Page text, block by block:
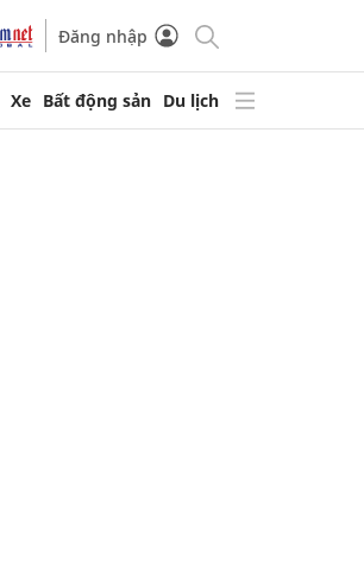
Đăng nhập
Xe Bất động sản Du lịch